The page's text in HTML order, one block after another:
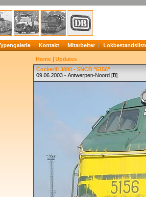
Kontakt Mitarbeiter
Home | Updates
Cockerill 3880 - SNCB "5156"
09.06.2003 - Antwerpen-Noord [B]